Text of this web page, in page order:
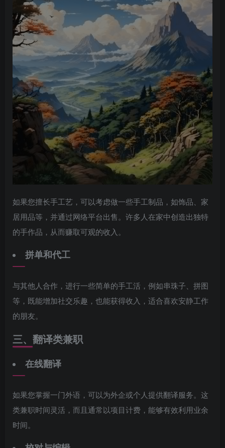
如果您擅长手工艺，可以考虑做一些手工制品，如饰品、家
居用品等，并通过网络平台出售。许多人在家中创造出独特
的手作品，从而赚取可观的收入。
拼单和代工
与其他人合作，进行一些简单的手工活，例如串珠子、拼图
等，既能增加社交乐趣，也能获得收入，适合喜欢安静工作
的朋友。
三、翻译类兼职
在线翻译
如果您掌握一门外语，可以为外企或个人提供翻译服务。这
类兼职时间灵活，而且通常以项目计费，能够有效利用业余
时间。